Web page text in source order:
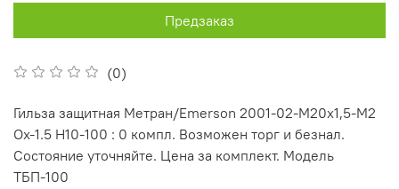
(0)
Предзаказ
Гильза защитная Метран/Emerson 2001-02-M20x1,5-M2
Ox-1.5 H10-100 : 0 компл. Возможен торг и безнал.
Состояние уточняйте. Цена за комплект. Модель
ТБП-100